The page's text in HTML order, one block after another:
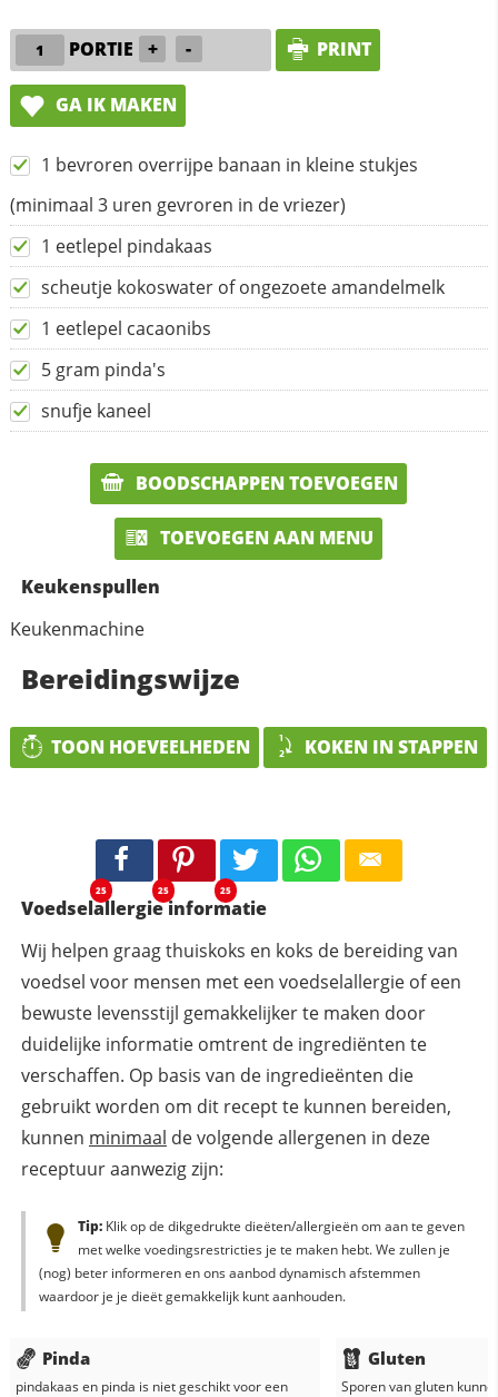
PORTIE + - PRINT
GA IK MAKEN
1 bevroren overrijpe banaan in kleine stukjes
(minimaal 3 uren gevroren in de vriezer)
1 eetlepel pindakaas
scheutje kokoswater of ongezoete amandelmelk
1 eetlepel cacaonibs
5 gram pinda's
snufje kaneel
BOODSCHAPPEN TOEVOEGEN
TOEVOEGEN AAN MENU
Keukenspullen
Keukenmachine
Bereidingswijze
TOON HOEVEELHEDEN KOKEN IN STAPPEN
25 25 25
Voedselallergie informatie
Wij helpen graag thuiskoks en koks de bereiding van
voedsel voor mensen met een voedselallergie of een
bewuste levensstijl gemakkelijker te maken door
duidelijke informatie omtrent de ingrediënten te
verschaffen. Op basis van de ingredieënten die
gebruikt worden om dit recept te kunnen bereiden,
kunnen minimaal de volgende allergenen in deze
receptuur aanwezig zijn:
Tip:Klik op de dikgedrukte dieëten/allergieën om aan te geven
met welke voedingsrestricties je te maken hebt. We zullen je
(nog) beter informeren en ons aanbod dynamisch afstemmen
waardoor je je dieët gemakkelijk kunt aanhouden.
Pinda
pindakaas en pinda is niet geschikt voor een
Gluten
Sporen van gluten